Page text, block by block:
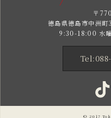
〒
徳島県徳島市中洲
9:30-18:00 水曜
© 2017